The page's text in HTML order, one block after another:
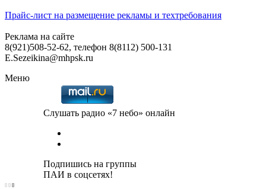
Прайс-лист на размещение рекламы и техтребования
Реклама на сайте
8(921)508-52-62, телефон 8(8112) 500-131
E.Sezeikina@mhpsk.ru
Меню
Слушать радио «7 небо» онлайн
Подпишись на группы
ПАИ в соцсетях!